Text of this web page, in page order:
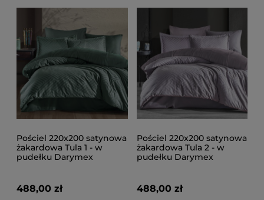
Pościel 220x200 satynowa
żakardowa Tula 1 - w
pudełku Darymex
488,00 zł
Pościel 220x200 satynowa
żakardowa Tula 2 - w
pudełku Darymex
488,00 zł